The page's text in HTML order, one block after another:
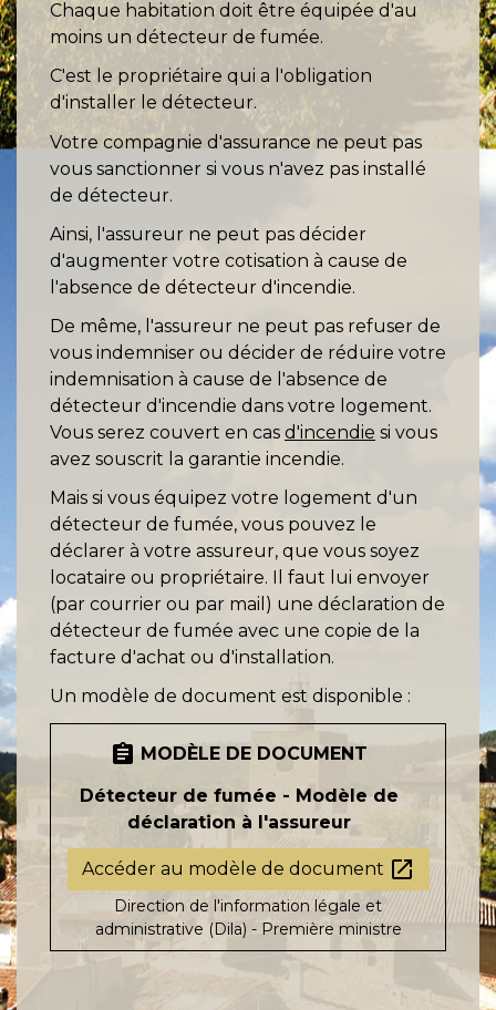
Chaque habitation doit être équipée d'au
moins un détecteur de fumée.
C'est le propriétaire qui a l'obligation
d'installer le détecteur.
Votre compagnie d'assurance ne peut pas
vous sanctionner si vous n'avez pas installé
de détecteur.
Ainsi, l'assureur ne peut pas décider
d'augmenter votre cotisation à cause de
l'absence de détecteur d'incendie.
De même, l'assureur ne peut pas refuser de
vous indemniser ou décider de réduire votre
indemnisation à cause de l'absence de
détecteur d'incendie dans votre logement.
Vous serez couvert en cas d'incendie si vous
avez souscrit la garantie incendie.
Mais si vous équipez votre logement d'un
détecteur de fumée, vous pouvez le
déclarer à votre assureur, que vous soyez
locataire ou propriétaire. Il faut lui envoyer
(par courrier ou par mail) une déclaration de
détecteur de fumée avec une copie de la
facture d'achat ou d'installation.
Un modèle de document est disponible :
assignment MODÈLE DE DOCUMENT
Détecteur de fumée - Modèle de
déclaration à l'assureur
Accéder au modèle de document open_in_new
Direction de l'information légale et
administrative (Dila) - Première ministre